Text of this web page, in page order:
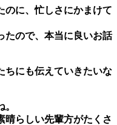
のに、忙しさにかまけて
たので、本当に良いお話
ちにも伝えていきたいな
晴らしい先輩方がたくさ